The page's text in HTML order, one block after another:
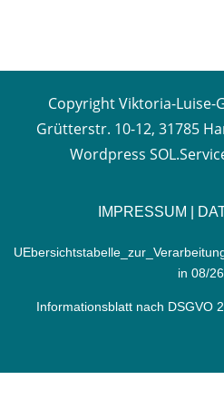
Copyright Viktoria-Luise-
Grütterstr. 10-12, 31785
Wordpress
IMPRESSUM
in 08/
Informationsblatt nach DSGVO